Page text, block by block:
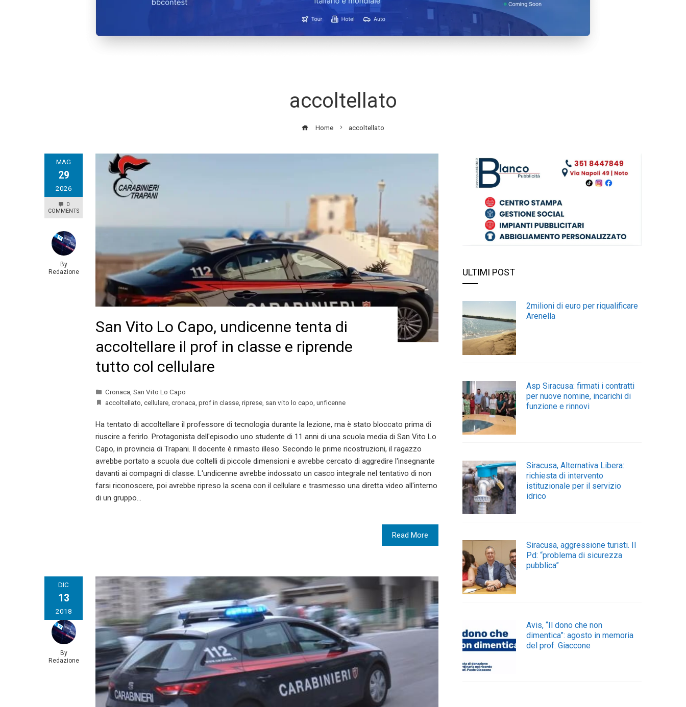
accoltellato
Home accoltellato
MAG
29
2026
0
COMMENTS
By
Redazione
San Vito Lo Capo, undicenne tenta di
accoltellare il prof in classe e riprende
tutto col cellulare
Cronaca San Vito Lo Capo
accoltellato cellulare cronaca prof in classe riprese san vito lo capo unficenne
Ha tentato di accoltellare il professore di tecnologia durante la lezione, ma è stato bloccato prima di
riuscire a ferirlo. Protagonista dell'episodio uno studente di 11 anni di una scuola media di San Vito Lo
Capo, in provincia di Trapani. Il docente è rimasto illeso. Secondo le prime ricostruzioni, il ragazzo
avrebbe portato a scuola due coltelli di piccole dimensioni e avrebbe cercato di aggredire l'insegnante
davanti ai compagni di classe. L'undicenne avrebbe indossato un casco integrale nel tentativo di non
farsi riconoscere, poi avrebbe ripreso la scena con il cellulare e trasmesso una diretta video all'interno
di un gruppo…
Read More
DIC
13
2018
By
Redazione
ULTIMI POST
2milioni di euro per riqualificare
Arenella
Asp Siracusa: firmati i contratti
per nuove nomine, incarichi di
funzione e rinnovi
Siracusa, Alternativa Libera:
richiesta di intervento
istituzionale per il servizio
idrico
Siracusa, aggressione turisti. Il
Pd: “problema di sicurezza
pubblica”
Avis, “Il dono che non
dimentica”: agosto in memoria
del prof. Giaccone